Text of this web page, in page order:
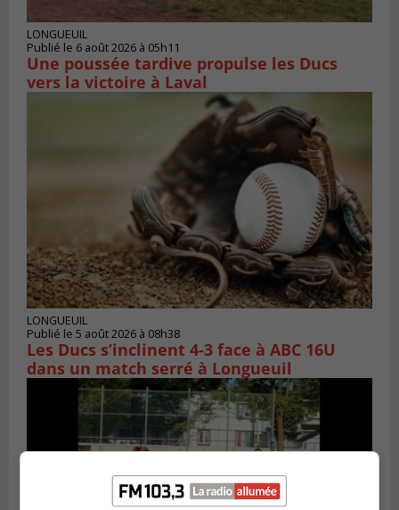
LONGUEUIL
Publié le 6 août 2026 à 05h11
Une poussée tardive propulse les Ducs
vers la victoire à Laval
LONGUEUIL
Publié le 5 août 2026 à 08h38
Les Ducs s’inclinent 4‑3 face à ABC 16U
dans un match serré à Longueuil